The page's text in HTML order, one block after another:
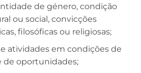
de género, condição
ou social, convicções
filosóficas ou religiosas;
atividades em condições de
de oportunidades;